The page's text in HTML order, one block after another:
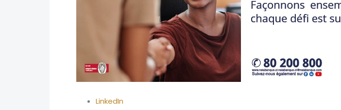
LinkedIn